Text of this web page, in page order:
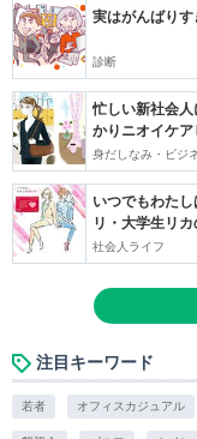
実はがんばり
診断
忙しい新社会
かりニオイケア
身だしなみ・ビジ
いつでもわた
リ・大学生リ
社会人ライフ
注目キーワード
若者 オフィスカジュアル